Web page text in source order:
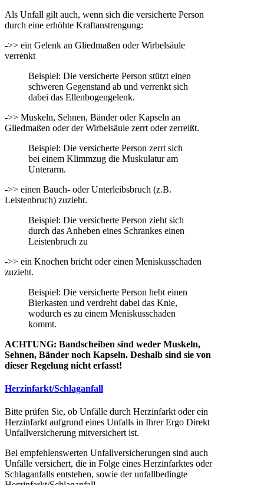
Als Unfall gilt auch, wenn sich die versicherte Person
durch eine erhöhte Kraftanstrengung:
->> ein Gelenk an Gliedmaßen oder Wirbelsäule
verrenkt
Beispiel: Die versicherte Person stützt einen
schweren Gegenstand ab und verrenkt sich
dabei das Ellenbogengelenk.
->> Muskeln, Sehnen, Bänder oder Kapseln an
Gliedmaßen oder der Wirbelsäule zerrt oder zerreißt.
Beispiel: Die versicherte Person zerrt sich
bei einem Klimmzug die Muskulatur am
Unterarm.
->> einen Bauch- oder Unterleibsbruch (z.B.
Leistenbruch) zuzieht.
Beispiel: Die versicherte Person zieht sich
durch das Anheben eines Schrankes einen
Leistenbruch zu
->> ein Knochen bricht oder einen Meniskusschaden
zuzieht.
Beispiel: Die versicherte Person hebt einen
Bierkasten und verdreht dabei das Knie,
wodurch es zu einem Meniskusschaden
kommt.
ACHTUNG: Bandscheiben sind weder Muskeln,
Sehnen, Bänder noch Kapseln. Deshalb sind sie von
dieser Regelung nicht erfasst!
Herzinfarkt/Schlaganfall
Bitte prüfen Sie, ob Unfälle durch Herzinfarkt oder ein
Herzinfarkt aufgrund eines Unfalls in Ihrer Ergo Direkt
Unfallversicherung mitversichert ist.
Bei empfehlenswerten Unfallversicherungen sind auch
Unfälle versichert, die in Folge eines Herzinfarktes oder
Schlaganfalls entstehen, sowie der unfallbedingte